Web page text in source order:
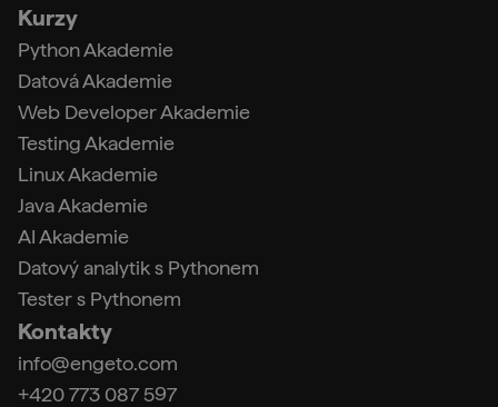
Kurzy
Python Akademie
Datová Akademie
Web Developer Akademie
Testing Akademie
Linux Akademie
Java Akademie
AI Akademie
Datový analytik s Pythonem
Tester s Pythonem
Kontakty
info@engeto.com
+420 773 087 597